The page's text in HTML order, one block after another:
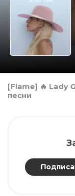
[Flame] 🔥 Lady
песни